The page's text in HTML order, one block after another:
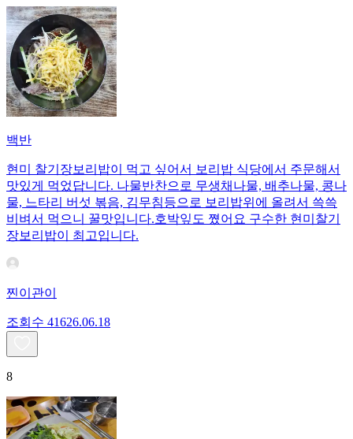
백반
현미 찰기장보리밥이 먹고 싶어서 보리밥 식당에서 주문해서
맛있게 먹었답니다. 나물반찬으로 무생채나물, 배추나물, 콩나
물, 느타리 버섯 볶음, 김무침등으로 보리밥위에 올려서 쓱쓱
비벼서 먹으니 꿀맛입니다.호박잎도 쪘어요 구수한 현미찰기
장보리밥이 최고입니다.
찐이관이
조회수 41626.06.18
8